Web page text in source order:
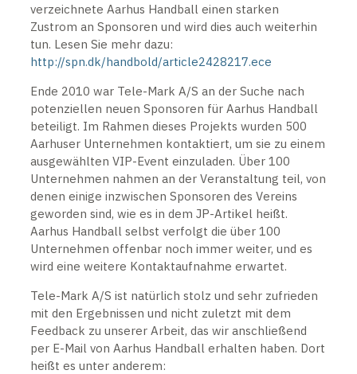
verzeichnete Aarhus Handball einen starken
Zustrom an Sponsoren und wird dies auch weiterhin
tun. Lesen Sie mehr dazu:
http://spn.dk/handbold/article2428217.ece
Ende 2010 war Tele-Mark A/S an der Suche nach
potenziellen neuen Sponsoren für Aarhus Handball
beteiligt. Im Rahmen dieses Projekts wurden 500
Aarhuser Unternehmen kontaktiert, um sie zu einem
ausgewählten VIP-Event einzuladen. Über 100
Unternehmen nahmen an der Veranstaltung teil, von
denen einige inzwischen Sponsoren des Vereins
geworden sind, wie es in dem JP-Artikel heißt.
Aarhus Handball selbst verfolgt die über 100
Unternehmen offenbar noch immer weiter, und es
wird eine weitere Kontaktaufnahme erwartet.
Tele-Mark A/S ist natürlich stolz und sehr zufrieden
mit den Ergebnissen und nicht zuletzt mit dem
Feedback zu unserer Arbeit, das wir anschließend
per E-Mail von Aarhus Handball erhalten haben. Dort
heißt es unter anderem: